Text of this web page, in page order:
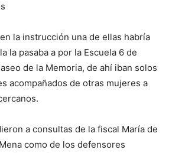
la instrucción una de ellas habría
la pasaba a por la Escuela 6 de
de la Memoria, de ahí iban solos
acompañados de otras mujeres a
a consultas de la fiscal María de
como de los defensores